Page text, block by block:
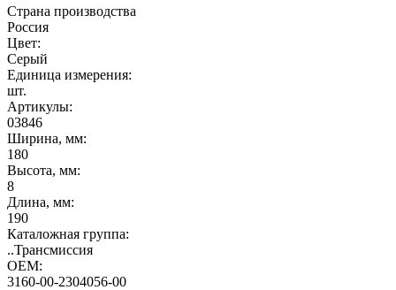
Страна производства
Россия
Цвет:
Серый
Единица измерения:
шт.
Артикулы:
03846
Ширина, мм:
180
Высота, мм:
8
Длина, мм:
190
Каталожная группа:
..Трансмиссия
OEM:
3160-00-2304056-00